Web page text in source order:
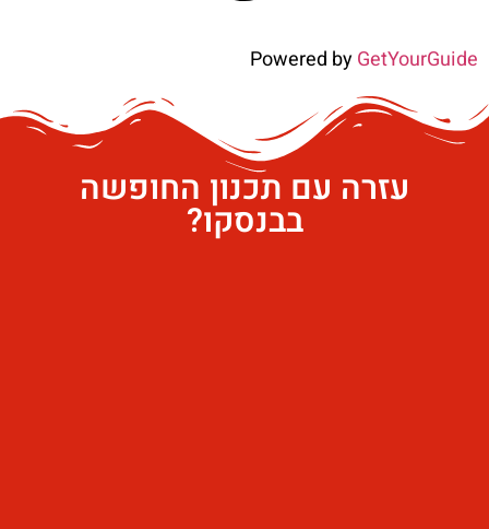
Powered byGetYourGuide
עזרה עם תכנון החופשה
בבנסקו?